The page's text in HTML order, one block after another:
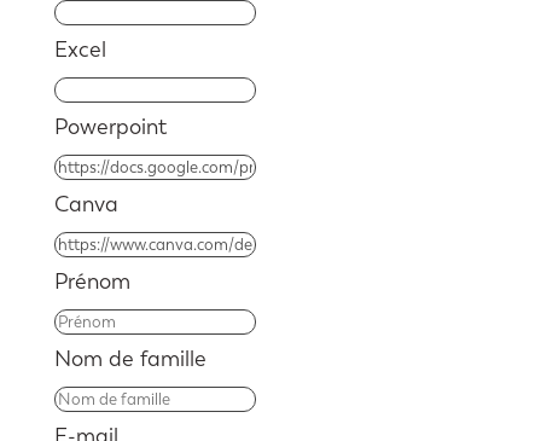
Excel
Powerpoint
Canva
Prénom
Nom de famille